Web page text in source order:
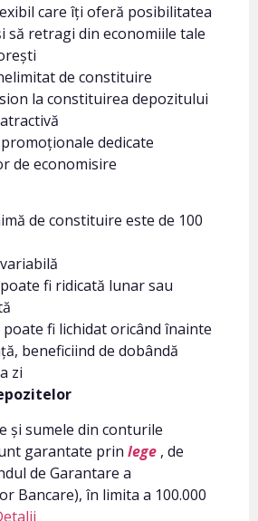
care îți oferă posibilitatea
să retragi din economiile tale
de constituire
la constituirea depozitului
dedicate
de economisire
de constituire este de 100
fi ridicată lunar sau
fi lichidat oricând înainte
beneficiind de dobândă
zi
și sumele din conturile
garantate prin lege , de
de Garantare a
Bancare), în limita a 100.000